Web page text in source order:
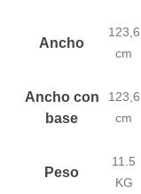
Ancho
123,6
cm
Ancho con
base
123,6
cm
Peso
11.5
KG